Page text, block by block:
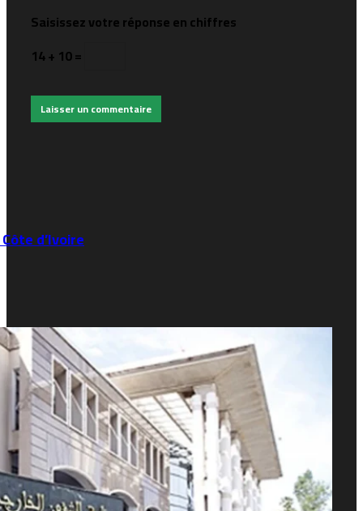
Saisissez votre réponse en chiffres
14 + 10 =
d’Ivoire